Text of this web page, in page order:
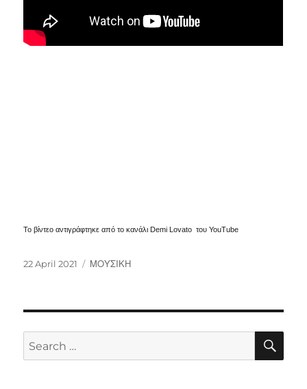
Το βίντεο αντιγράφτηκε από το κανάλι Demi Lovato του YouTube
Posted
22 April 2021 Categories
ΜΟΥΣΙΚΗ
Search
for: